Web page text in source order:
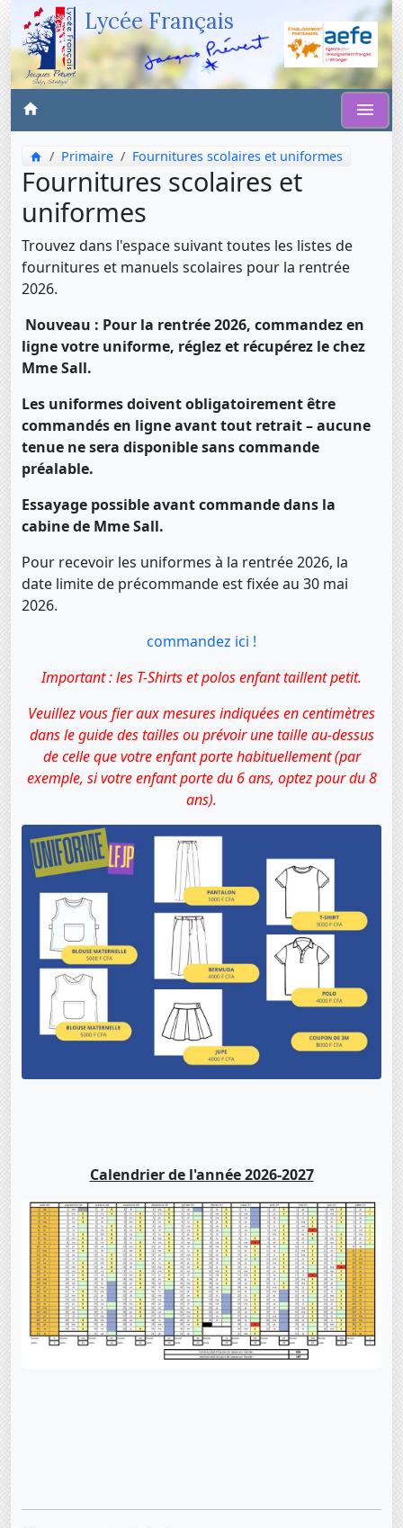
Lycée Français
Primaire Fournitures scolaires et uniformes
Fournitures scolaires et
uniformes
Trouvez dans l'espace suivant toutes les listes de
fournitures et manuels scolaires pour la rentrée
2026.
Nouveau : Pour la rentrée 2026, commandez en
ligne votre uniforme, réglez et récupérez le chez
Mme Sall.
Les uniformes doivent obligatoirement être
commandés en ligne avant tout retrait – aucune
tenue ne sera disponible sans commande
préalable.
Essayage possible avant commande dans la
cabine de Mme Sall.
Pour recevoir les uniformes à la rentrée 2026, la
date limite de précommande est fixée au 30 mai
2026.
commandez ici !
Important : les T-Shirts et polos enfant taillent petit.
Veuillez vous fier aux mesures indiquées en centimètres
dans le guide des tailles ou prévoir une taille au-dessus
de celle que votre enfant porte habituellement (par
exemple, si votre enfant porte du 6 ans, optez pour du 8
ans).
Calendrier de l'année 2026-2027